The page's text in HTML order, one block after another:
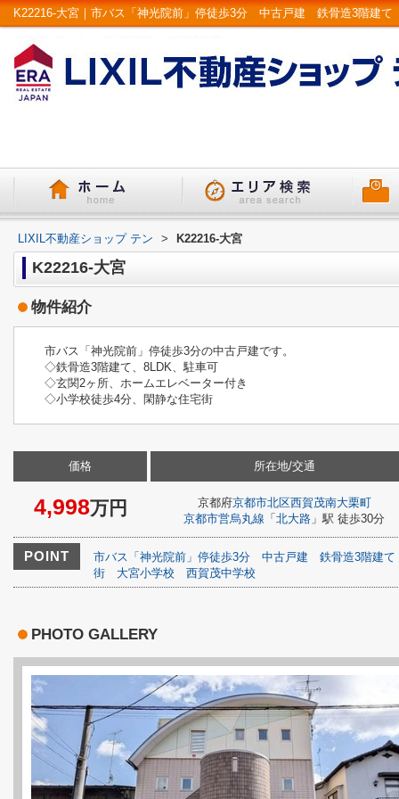
LIXIL不動産ショップ テン > K22216-大宮
K22216-大宮
物件紹介
市バス「神光院前」停徒歩3分の中古戸建です。
◇鉄骨造3階建て、8LDK、駐車可
◇玄関2ヶ所、ホームエレベーター付き
◇小学校徒歩4分、閑静な住宅街
価格
4,998万円
所在地/交通
京都府京都市北区西賀茂南大栗町
京都市営烏丸線 「 北大路 」駅 徒歩30分
POINT 市バス「神光院前」停徒歩3分 中古戸建
鉄骨造3階建て
街
大宮小学校 西賀茂中学校
PHOTO GALLERY